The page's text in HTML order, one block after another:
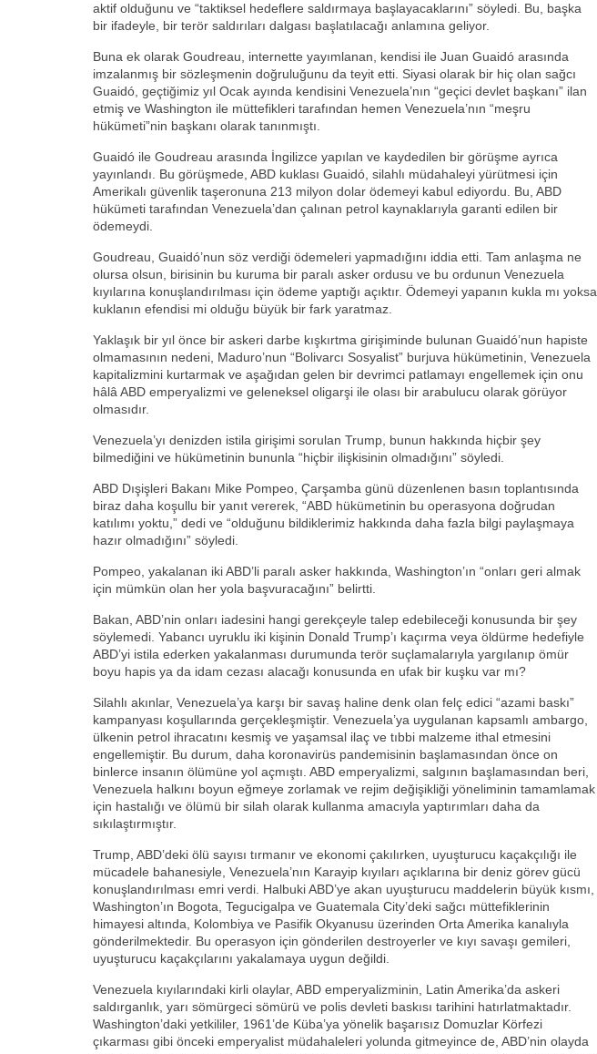
aktif olduğunu ve “taktiksel hedeflere saldırmaya başlayacaklarını” söyledi. Bu, başka
bir ifadeyle, bir terör saldırıları dalgası başlatılacağı anlamına geliyor.
Buna ek olarak Goudreau, internette yayımlanan, kendisi ile Juan Guaidó arasında
imzalanmış bir sözleşmenin doğruluğunu da teyit etti. Siyasi olarak bir hiç olan sağcı
Guaidó, geçtiğimiz yıl Ocak ayında kendisini Venezuela’nın “geçici devlet başkanı” ilan
etmiş ve Washington ile müttefikleri tarafından hemen Venezuela’nın “meşru
hükümeti”nin başkanı olarak tanınmıştı.
Guaidó ile Goudreau arasında İngilizce yapılan ve kaydedilen bir görüşme ayrıca
yayınlandı. Bu görüşmede, ABD kuklası Guaidó, silahlı müdahaleyi yürütmesi için
Amerikalı güvenlik taşeronuna 213 milyon dolar ödemeyi kabul ediyordu. Bu, ABD
hükümeti tarafından Venezuela’dan çalınan petrol kaynaklarıyla garanti edilen bir
ödemeydi.
Goudreau, Guaidó’nun söz verdiği ödemeleri yapmadığını iddia etti. Tam anlaşma ne
olursa olsun, birisinin bu kuruma bir paralı asker ordusu ve bu ordunun Venezuela
kıyılarına konuşlandırılması için ödeme yaptığı açıktır. Ödemeyi yapanın kukla mı yoksa
kuklanın efendisi mi olduğu büyük bir fark yaratmaz.
Yaklaşık bir yıl önce bir askeri darbe kışkırtma girişiminde bulunan Guaidó’nun hapiste
olmamasının nedeni, Maduro’nun “Bolivarcı Sosyalist” burjuva hükümetinin, Venezuela
kapitalizmini kurtarmak ve aşağıdan gelen bir devrimci patlamayı engellemek için onu
hâlâ ABD emperyalizmi ve geleneksel oligarşi ile olası bir arabulucu olarak görüyor
olmasıdır.
Venezuela’yı denizden istila girişimi sorulan Trump, bunun hakkında hiçbir şey
bilmediğini ve hükümetinin bununla “hiçbir ilişkisinin olmadığını” söyledi.
ABD Dışişleri Bakanı Mike Pompeo, Çarşamba günü düzenlenen basın toplantısında
biraz daha koşullu bir yanıt vererek, “ABD hükümetinin bu operasyona doğrudan
katılımı yoktu,” dedi ve “olduğunu bildiklerimiz hakkında daha fazla bilgi paylaşmaya
hazır olmadığını” söyledi.
Pompeo, yakalanan iki ABD’li paralı asker hakkında, Washington’ın “onları geri almak
için mümkün olan her yola başvuracağını” belirtti.
Bakan, ABD’nin onları iadesini hangi gerekçeyle talep edebileceği konusunda bir şey
söylemedi. Yabancı uyruklu iki kişinin Donald Trump’ı kaçırma veya öldürme hedefiyle
ABD’yi istila ederken yakalanması durumunda terör suçlamalarıyla yargılanıp ömür
boyu hapis ya da idam cezası alacağı konusunda en ufak bir kuşku var mı?
Silahlı akınlar, Venezuela’ya karşı bir savaş haline denk olan felç edici “azami baskı”
kampanyası koşullarında gerçekleşmiştir. Venezuela’ya uygulanan kapsamlı ambargo,
ülkenin petrol ihracatını kesmiş ve yaşamsal ilaç ve tıbbi malzeme ithal etmesini
engellemiştir. Bu durum, daha koronavirüs pandemisinin başlamasından önce on
binlerce insanın ölümüne yol açmıştı. ABD emperyalizmi, salgının başlamasından beri,
Venezuela halkını boyun eğmeye zorlamak ve rejim değişikliği yöneliminin tamamlamak
için hastalığı ve ölümü bir silah olarak kullanma amacıyla yaptırımları daha da
sıkılaştırmıştır.
Trump, ABD’deki ölü sayısı tırmanır ve ekonomi çakılırken, uyuşturucu kaçakçılığı ile
mücadele bahanesiyle, Venezuela’nın Karayip kıyıları açıklarına bir deniz görev gücü
konuşlandırılması emri verdi. Halbuki ABD’ye akan uyuşturucu maddelerin büyük kısmı,
Washington’ın Bogota, Tegucigalpa ve Guatemala City’deki sağcı müttefiklerinin
himayesi altında, Kolombiya ve Pasifik Okyanusu üzerinden Orta Amerika kanalıyla
gönderilmektedir. Bu operasyon için gönderilen destroyerler ve kıyı savaşı gemileri,
uyuşturucu kaçakçılarını yakalamaya uygun değildi.
Venezuela kıyılarındaki kirli olaylar, ABD emperyalizminin, Latin Amerika’da askeri
saldırganlık, yarı sömürgeci sömürü ve polis devleti baskısı tarihini hatırlatmaktadır.
Washington’daki yetkililer, 1961’de Küba’ya yönelik başarısız Domuzlar Körfezi
çıkarması gibi önceki emperyalist müdahaleleri yolunda gitmeyince de, ABD’nin olayda